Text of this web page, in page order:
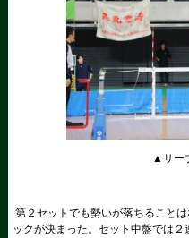
▲サー
第２セットでも勢いが落ちること
ックが決まった。セット中盤では